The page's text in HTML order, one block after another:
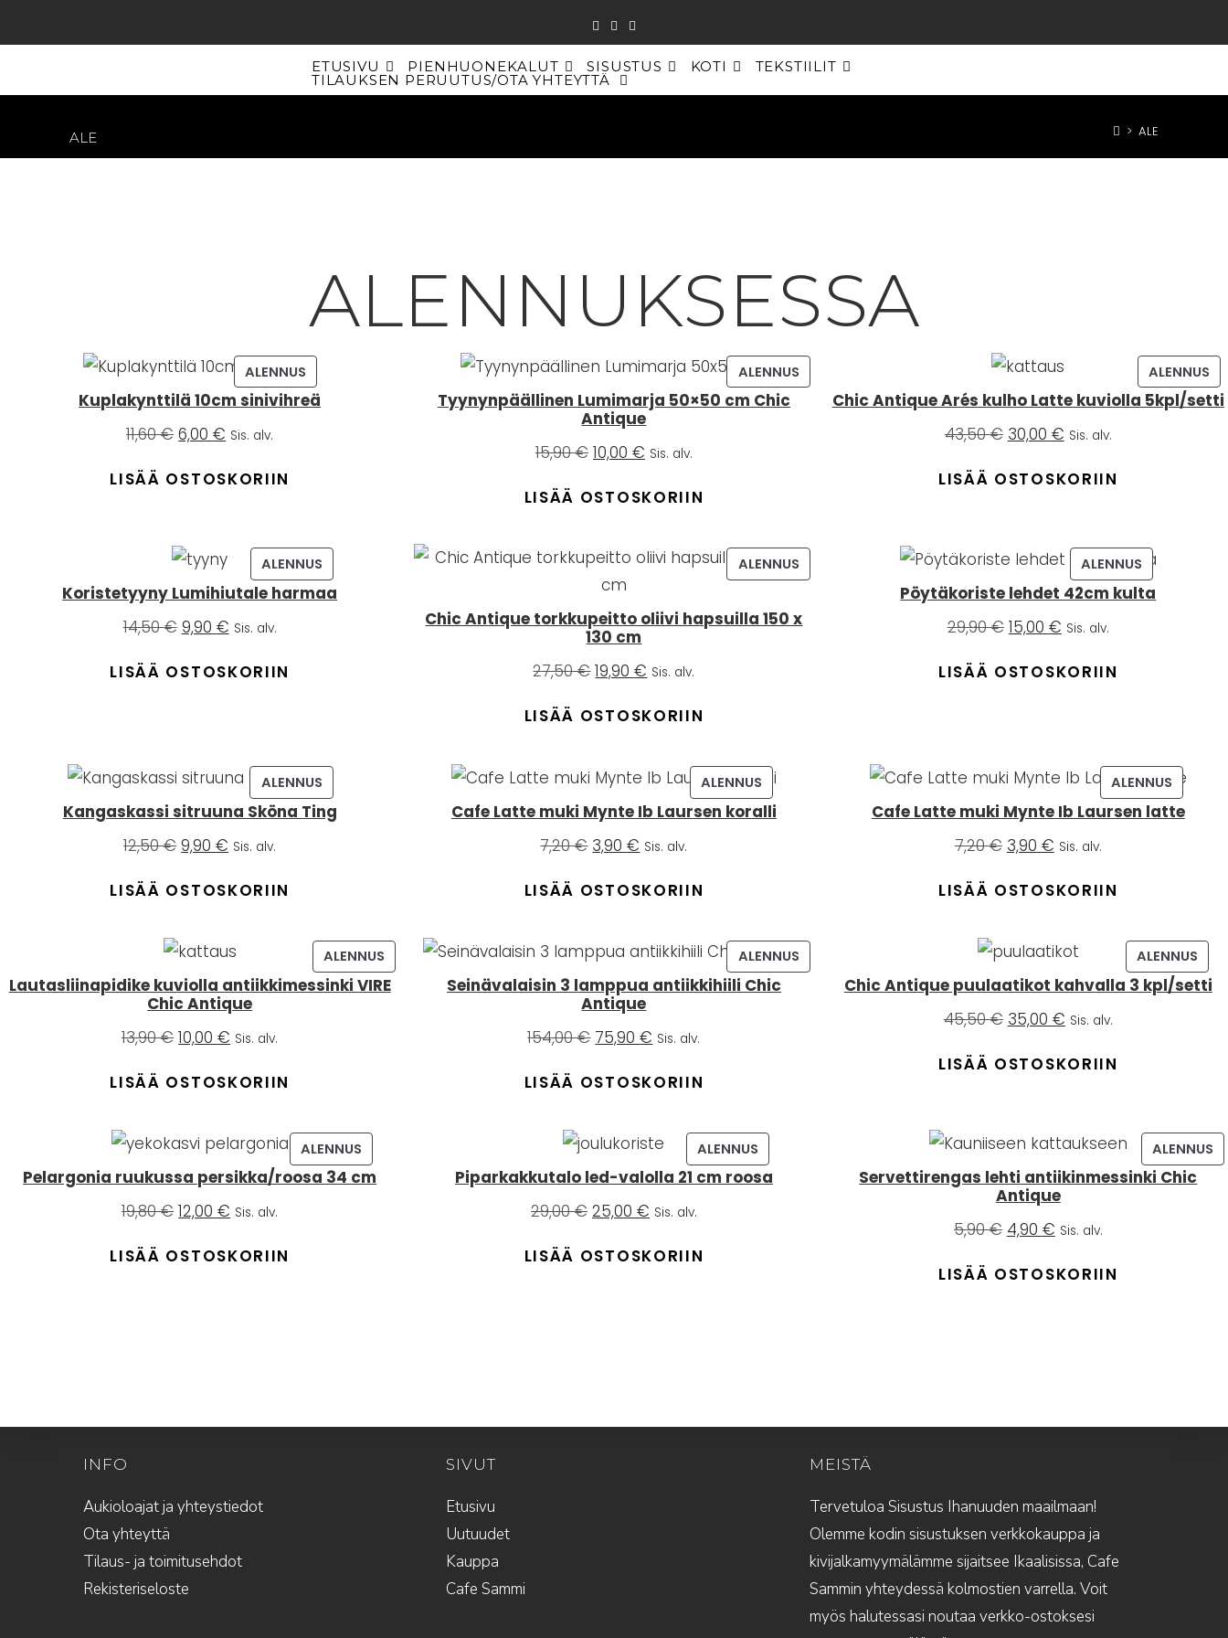
ETUSIVU PIENHUONEKALUT SISUSTUS KOTI TEKSTIILIT
TILAUKSEN PERUUTUS/OTA YHTEYTTÄ TOGGLE
WEBSITE
ALE > ALE
ALENNUKSESSA
ALENNUS
ALENNUKSESSA
Kuplakynttilä 10cm sinivihreä
11,60€ Alkuperäinen
oli:
6,00€ Nykyinen
on:
Sis. alv.
LISÄÄ OSTOSKORIIN
ALENNUSTUOTE
ALENNUKSESSA
Tyynynpäällinen Lumimarja 50×50 cm Chic
Antique
15,90€ Alkuperäinen
oli:
10,00 €Nykyinen
on:
Sis. alv.
LISÄÄ OSTOSKORIIN
ALENNUS
Chic Antique Arés kulho Latte kuviolla 5kpl/setti
43,50€ Alkuperäinen
oli:
30,00 €Nykyinen
on:
Sis. alv.
LISÄÄ OSTOSKORIIN
ALENNUS
ALENNUKSESSA
Koristetyyny Lumihiutale harmaa
14,50€ Alkuperäinen
oli:
9,90 €Nykyinen
on:
Sis. alv.
LISÄÄ OSTOSKORIIN
ALENNUSTUOTE
ALENNUKSESSA
Chic Antique torkkupeitto oliivi hapsuilla 150 x
130 cm
27,50€ Alkuperäinen
oli:
19,90€ Nykyinen
on:
Sis. alv.
LISÄÄ OSTOSKORIIN
ALENNUSTUOTE
Pöytäkoriste lehdet 42cm kulta
29,90€ Alkuperäinen
oli:
15,00 €Nykyinen
on:
Sis. alv.
LISÄÄ OSTOSKORIIN
ALENNUSTUOTE
ALENNUKSESSA
Kangaskassi sitruuna Sköna Ting
12,50€ Alkuperäinen
oli:
9,90€ Nykyinen
on:
Sis. alv.
LISÄÄ OSTOSKORIIN
ALENNUSTUOTE
ALENNUKSESSA
Cafe Latte muki Mynte Ib Laursen koralli
7,20€ Alkuperäinen
oli:
3,90€ Nykyinen
on:
Sis. alv.
LISÄÄ OSTOSKORIIN
ALENNUSTUOTE
Cafe Latte muki Mynte Ib Laursen latte
7,20€ Alkuperäinen
oli:
3,90 €Nykyinen
on:
Sis. alv.
LISÄÄ OSTOSKORIIN
ALENNUS TUOTE
ALENNUKSESSA
Lautasliinapidike kuviolla antiikkimessinki VIRE
Chic Antique
13,90€ Alkuperäinen
oli:
10,00€ Nykyinen
on:
Sis. alv.
LISÄÄ OSTOSKORIIN
ALENNUSTUOTE
ALENNUKSESSA
Seinävalaisin 3 lamppua antiikkihiili Chic
Antique
154,00€ Alkuperäinen
oli:
75,90€ Nykyinen
on:
Sis. alv.
LISÄÄ OSTOSKORIIN
ALENNUS
Chic Antique puulaatikot kahvalla 3 kpl/setti
45,50€ Alkuperäinen
oli:
35,00 €Nykyinen
on:
Sis. alv.
LISÄÄ OSTOSKORIIN
ALENNUS
ALENNUKSESSA
Pelargonia ruukussa persikka/roosa 34 cm
19,80€ Alkuperäinen
oli:
12,00€ Nykyinen
on:
Sis. alv.
LISÄÄ OSTOSKORIIN
ALENNUSTUOTE
ALENNUKSESSA
Piparkakkutalo led-valolla 21 cm roosa
29,00€ Alkuperäinen
oli:
25,00 €Nykyinen
on:
Sis. alv.
LISÄÄ OSTOSKORIIN
ALENNUS
Servettirengas lehti antiikinmessinki Chic
Antique
5,90€ Alkuperäinen
oli:
4,90 €Nykyinen
on:
Sis. alv.
LISÄÄ OSTOSKORIIN
INFO
Aukioloajat ja yhteystiedot
Ota yhteyttä
Tilaus- ja toimitusehdot
Rekisteriseloste
SIVUT
Etusivu
Uutuudet
Kauppa
Cafe Sammi
MEISTÄ
Tervetuloa Sisustus Ihanuuden maailmaan!
Olemme kodin sisustuksen verkkokauppa ja
kivijalkamyymälämme sijaitsee Ikaalisissa, Cafe
Sammin yhteydessä kolmostien varrella. Voit
myös halutessasi noutaa verkko-ostoksesi